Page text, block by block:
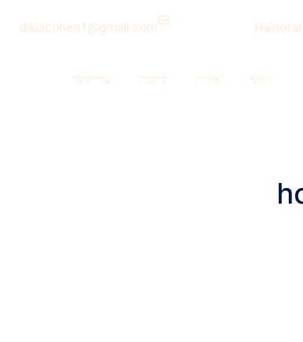
diklacohen1@gmail.com
ראשי אודות כתבות צור קשר